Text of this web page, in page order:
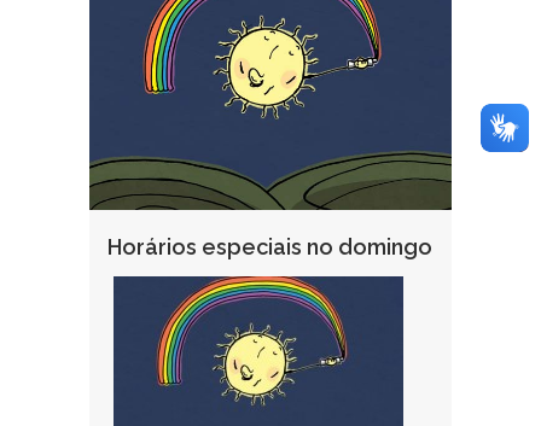
Horários especiais no domingo